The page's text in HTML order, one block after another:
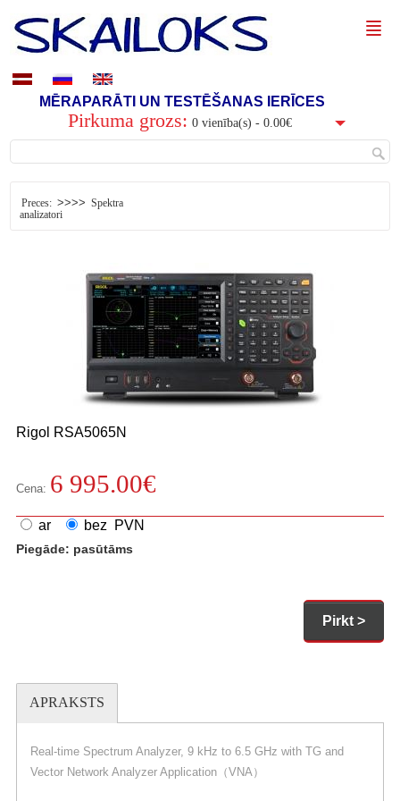
MĒRAPARĀTI UN TESTĒŠANAS IERĪCES
Pirkuma grozs: 0 vienība(s) - 0.00€
Preces: >>>> Spektra
analizatori
Rigol RSA5065N
Cena: 6 995.00€
ar bez PVN
Piegāde: pasūtāms
Pirkt >
APRAKSTS
Real-time Spectrum Analyzer, 9 kHz to 6.5 GHz with TG and
Vector Network Analyzer Application（VNA）